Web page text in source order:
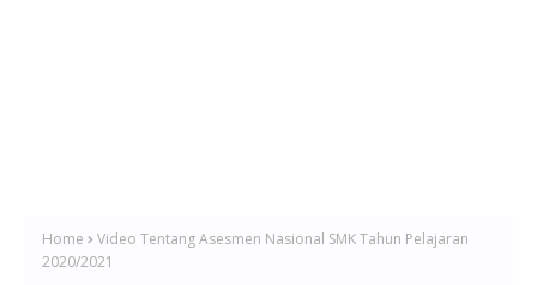
Home
Video Tentang Asesmen Nasional SMK Tahun Pelajaran
2020/2021